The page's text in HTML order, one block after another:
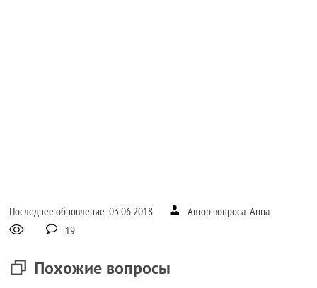
Последнее обновление: 03.06.2018
Автор вопроса: Анна
19
Похожие вопросы